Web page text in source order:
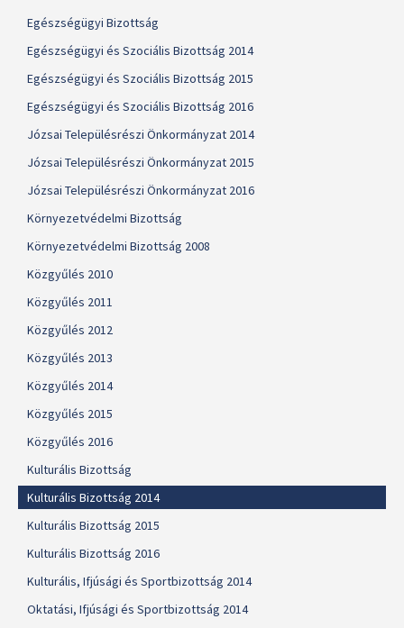
Egészségügyi Bizottság
Egészségügyi és Szociális Bizottság 2014
Egészségügyi és Szociális Bizottság 2015
Egészségügyi és Szociális Bizottság 2016
Józsai Településrészi Önkormányzat 2014
Józsai Településrészi Önkormányzat 2015
Józsai Településrészi Önkormányzat 2016
Környezetvédelmi Bizottság
Környezetvédelmi Bizottság 2008
Közgyűlés 2010
Közgyűlés 2011
Közgyűlés 2012
Közgyűlés 2013
Közgyűlés 2014
Közgyűlés 2015
Közgyűlés 2016
Kulturális Bizottság
Kulturális Bizottság 2014
Kulturális Bizottság 2015
Kulturális Bizottság 2016
Kulturális, Ifjúsági és Sportbizottság 2014
Oktatási, Ifjúsági és Sportbizottság 2014